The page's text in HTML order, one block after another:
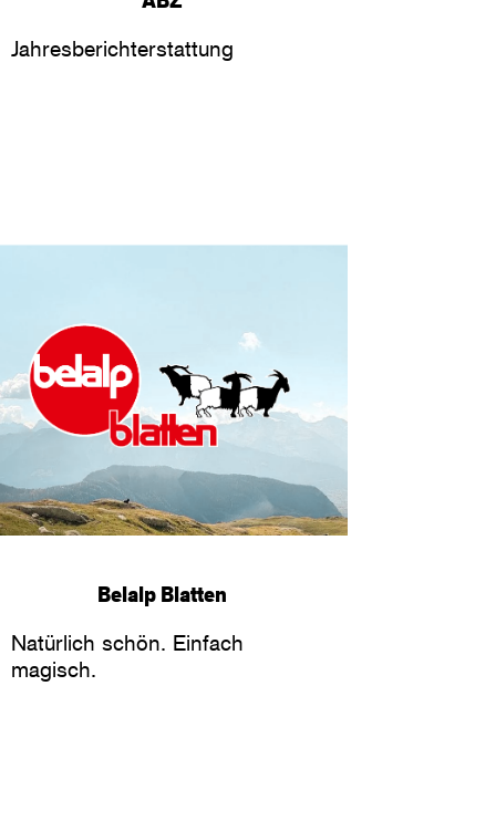
Jahresberichterstattung
Belalp Blatten
Natürlich schön. Einfach
magisch.